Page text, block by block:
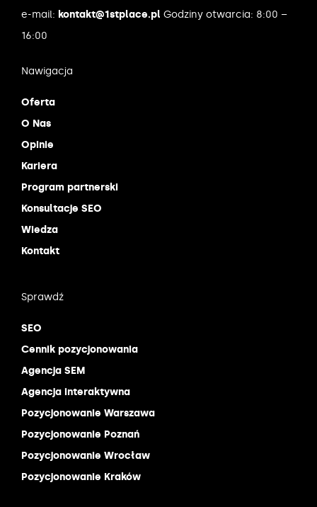
e-mail: kontakt@1stplace.pl Godziny otwarcia: 8:00 –
16:00
Nawigacja
Oferta
O Nas
Opinie
Kariera
Program partnerski
Konsultacje SEO
Wiedza
Kontakt
Sprawdź
SEO
Cennik pozycjonowania
Agencja SEM
Agencja interaktywna
Pozycjonowanie Warszawa
Pozycjonowanie Poznań
Pozycjonowanie Wrocław
Pozycjonowanie Kraków